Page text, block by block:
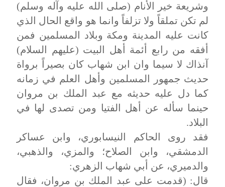
وشريعة خير الأنام (صلى الله عليه وآله وسلم)
لم تكن تملقاً ولا تزلفاً وانما هو واقع الحال الذي
كانت عليه المدينة ومكة وبلاد المسلمين فمن
أفقه من رابع أئمة أهل البيت (عليهم السلام)
آنذاك لا سيما وان ابن شهاب كان بصيراً برواة
حديث جمهور المسلمين وأهل العلم في زمانه
كما دل عليه حديثه مع عبد الملك بن مروان
حينما سأله عن أهل الفتيا ومن تصدى لها في
البلاد.
فقد روى الحاكم النيسابوري، وابن عساكر
الدمشقي، وابن الصلاح؛ والمزي، والذهبي،
والدميري، عن أبي شهاب الزهري:
قال: (قدمت على عبد الملك بن مروان، فقال